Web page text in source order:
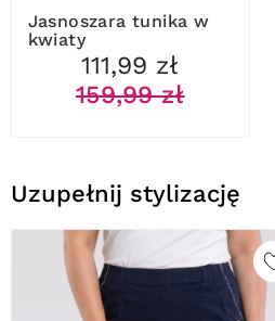
Jasnoszara tunika w
kwiaty
111,99 zł
159,99 zł
Uzupełnij stylizację